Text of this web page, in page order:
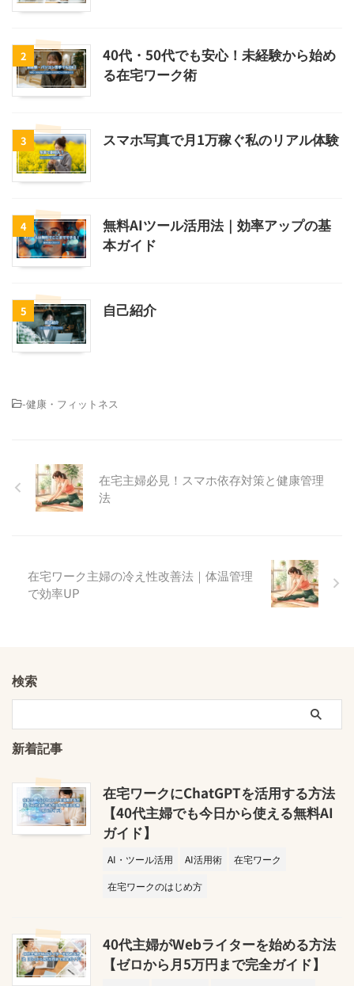
2
40代・50代でも安心！未経験から始め
る在宅ワーク術
3 スマホ写真で月1万稼ぐ私のリアル体験
4
無料AIツール活用法｜効率アップの基
本ガイド
5 自己紹介
-健康・フィットネス
在宅主婦必見！スマホ依存対策と健康管理
法
在宅ワーク主婦の冷え性改善法｜体温管理
で効率UP
検索
新着記事
在宅ワークにChatGPTを活用する方法
【40代主婦でも今日から使える無料AI
ガイド】
AI・ツール活用 AI活用術
在宅ワーク
在宅ワークのはじめ方
40代主婦がWebライターを始める方法
【ゼロから月5万円まで完全ガイド】